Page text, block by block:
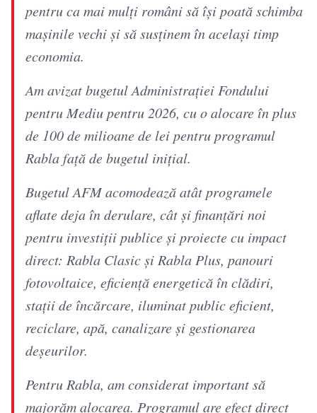
pentru ca mai mulți români să își poată schimba
mașinile vechi și să susținem în același timp
economia.
Am avizat bugetul Administrației Fondului
pentru Mediu pentru 2026, cu o alocare în plus
de 100 de milioane de lei pentru programul
Rabla față de bugetul inițial.
Bugetul AFM acomodează atât programele
aflate deja în derulare, cât și finanțări noi
pentru investiții publice și proiecte cu impact
direct: Rabla Clasic și Rabla Plus, panouri
fotovoltaice, eficiență energetică în clădiri,
stații de încărcare, iluminat public eficient,
reciclare, apă, canalizare și gestionarea
deșeurilor.
Pentru Rabla, am considerat important să
majorăm alocarea. Programul are efect direct